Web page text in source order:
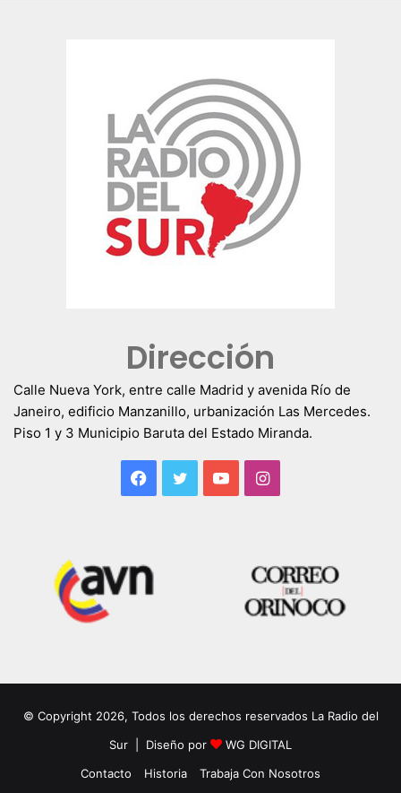
Dirección
Calle Nueva York, entre calle Madrid y avenida Río de
Janeiro, edificio Manzanillo, urbanización Las Mercedes.
Piso 1 y 3 Municipio Baruta del Estado Miranda.
Facebook
TwitterYouTubeInstagram
© Copyright 2026, Todos los derechos reservados La Radio del
Sur | Diseño por
WG DIGITAL
Contacto
Historia Trabaja Con Nosotros